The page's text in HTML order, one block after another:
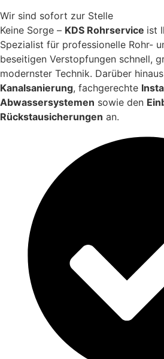
Wir sind sofort zur Stelle
Keine Sorge – KDS Rohrservice ist
Spezialist für professionelle Rohr-
beseitigen Verstopfungen schnell,
modernster Technik. Darüber
Kanalsanierung, fachgerechte
Abwassersystemen sowie den
Rückstausicherungen an.